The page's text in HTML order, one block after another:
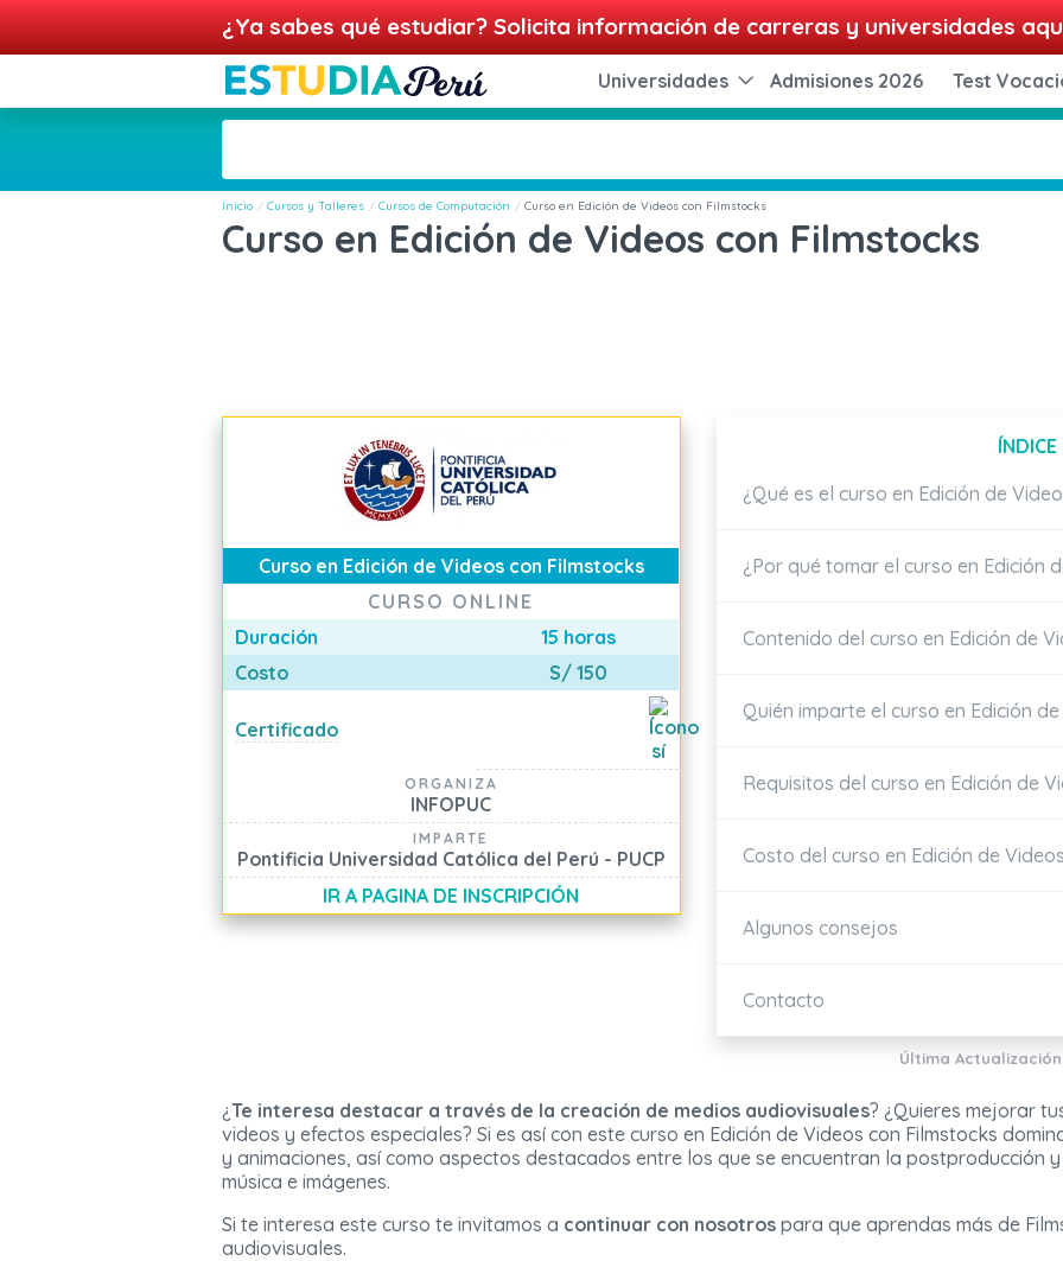
¿Ya sabes qué estudiar? Solicita información de carreras y universidades
Universidades Admisiones 2026 Test
Inicio Cursos y Talleres Cursos de Computación Curso en Edición de Videos con Filmstocks
Curso en Edición de Videos con Filmstocks
Curso en Edición de Videos con Filmstocks
CURSO ONLINE
Duración
15 horas
Costo
S/ 150
Certificado
ORGANIZA
INFOPUC
IMPARTE
Pontificia Universidad Católica del Perú - PUCP
IR A PAGINA DE INSCRIPCIÓN
ÍNDICE
¿Qué es el curso en Edición de
¿Por qué tomar el curso en Edición
Contenido del curso en Edición de
Quién imparte el curso en Edición
Requisitos del curso en Edición de
Costo del curso en Edición de
Algunos consejos
Contacto
Última
¿Te interesa destacar a través de la creación de medios audiovisuales? ¿Quieres mejorar
videos y efectos especiales? Si es así con este curso en Edición de Videos con Filmstocks
y animaciones, así como aspectos destacados entre los que se encuentran la postproducción
música e imágenes.
Si te interesa este curso te invitamos a continuar con nosotros para que aprendas más de
audiovisuales.